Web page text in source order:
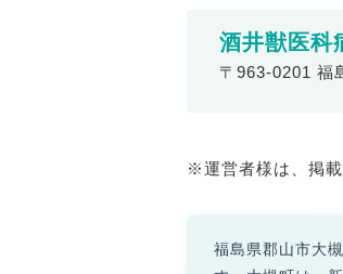
酒井獣医科
〒963-0201 福
※運営者様は、掲載
福島県郡山市大